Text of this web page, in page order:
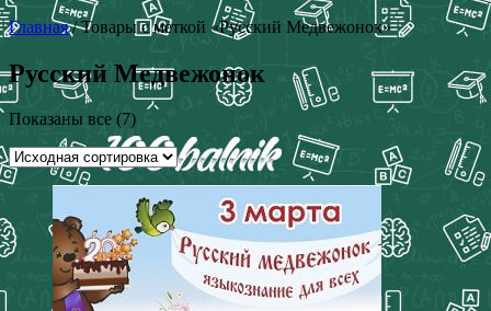
Главная/ Товары с меткой «Русский Медвежонок»
Русский Медвежонок
Показаны все (7)